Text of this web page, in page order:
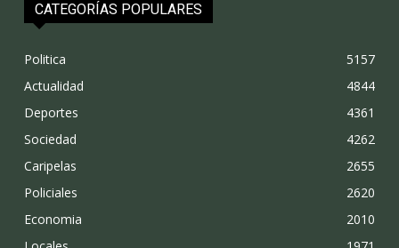
CATEGORÍAS POPULARES
Politica
5157
Actualidad
4844
Deportes
4361
Sociedad
4262
Caripelas
2655
Policiales
2620
Economia
2010